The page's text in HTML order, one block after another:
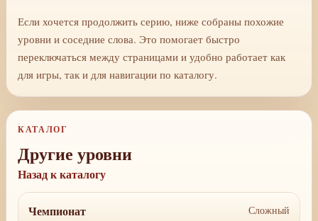
Если хочется продолжить серию, ниже собраны похожие
уровни и соседние слова. Это помогает быстро
переключаться между страницами и удобно работает как
для игры, так и для навигации по каталогу.
КАТАЛОГ
Другие уровни
Назад к каталогу
Чемпионат Сложный